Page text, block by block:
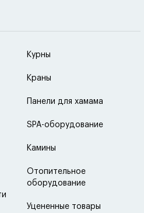
Курны
Краны
Панели для хамама
SPA-оборудование
Камины
Отопительное
оборудование
Уцененные товары